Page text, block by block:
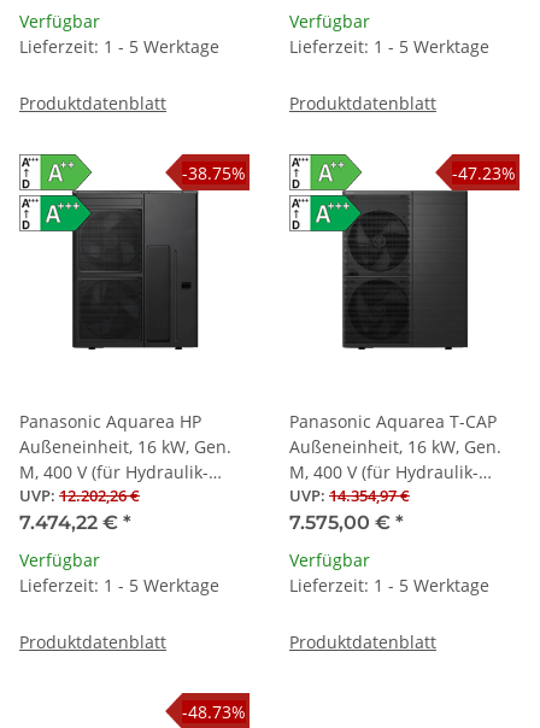
Verfügbar
Lieferzeit: 1 - 5 Werktage
Produktdatenblatt
Verfügbar
Lieferzeit: 1 - 5 Werktage
Produktdatenblatt
-38.75%
Panasonic Aquarea HP
Außeneinheit, 16 kW, Gen.
M, 400 V (für Hydraulik-
Splitwärmepumpen)
UVP: 12.202,26 €
7.474,22 € *
Verfügbar
Lieferzeit: 1 - 5 Werktage
Produktdatenblatt
-47.23%
Panasonic Aquarea T-CAP
Außeneinheit, 16 kW, Gen.
M, 400 V (für Hydraulik-
Splitwärmepumpen)
UVP: 14.354,97 €
7.575,00 € *
Verfügbar
Lieferzeit: 1 - 5 Werktage
Produktdatenblatt
-48.73%